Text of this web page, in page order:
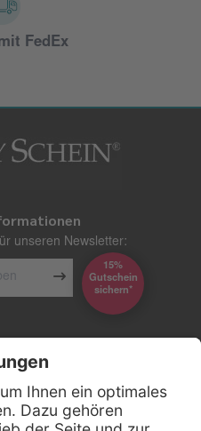
FedEx
unseren Newsletter:
15%
Gutschein
*sichern
GmbH